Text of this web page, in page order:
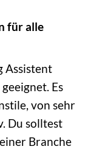
für alle
Assistent
Es
von sehr
Du solltest
Branche